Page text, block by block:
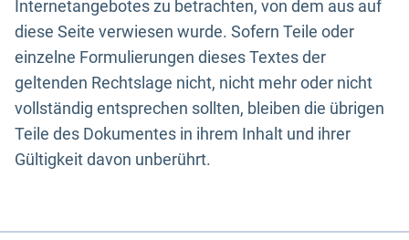
Internetangebotes zu betrachten, von dem aus auf
diese Seite verwiesen wurde. Sofern Teile oder
einzelne Formulierungen dieses Textes der
geltenden Rechtslage nicht, nicht mehr oder nicht
vollständig entsprechen sollten, bleiben die übrigen
Teile des Dokumentes in ihrem Inhalt und ihrer
Gültigkeit davon unberührt.